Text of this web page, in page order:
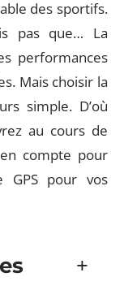
des sportifs.
pas que… La
performances
Mais choisir la
simple. D’où
au cours de
compte pour
GPS pour vos